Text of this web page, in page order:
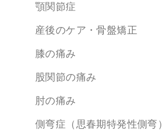
顎関節症
産後のケア・骨盤矯正
膝の痛み
股関節の痛み
肘の痛み
側弯症（思春期特発性側弯）